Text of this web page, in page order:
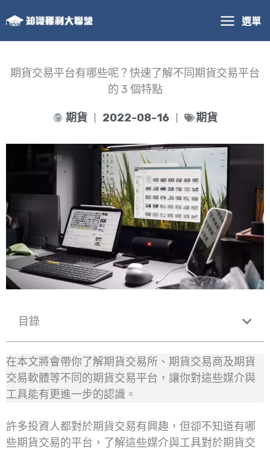
至
主
選單
期貨交易平台有哪些呢？快速了解不同期貨交易平台
的 3 個特點
期貨 2022-08-16 期貨
目錄
在本文將會帶你了解期貨交易所、期貨交易商及期貨
交易軟體等不同的期貨交易平台，讓你對這些媒介與
工具能有更進一步的認識。
許多投資人都對於期貨交易有興趣，但卻不知道有哪
些期貨交易的平台，了解這些媒介與工具對於期貨交